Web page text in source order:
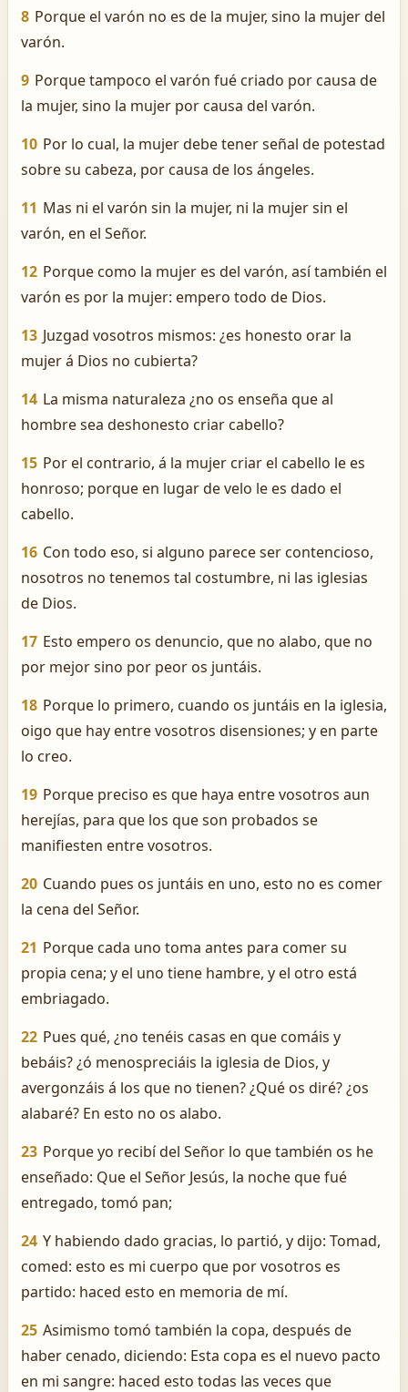
8 Porque el varón no es de la mujer, sino la mujer del
varón.
9 Porque tampoco el varón fué criado por causa de
la mujer, sino la mujer por causa del varón.
10 Por lo cual, la mujer debe tener señal de potestad
sobre su cabeza, por causa de los ángeles.
11 Mas ni el varón sin la mujer, ni la mujer sin el
varón, en el Señor.
12 Porque como la mujer es del varón, así también el
varón es por la mujer: empero todo de Dios.
13 Juzgad vosotros mismos: ¿es honesto orar la
mujer á Dios no cubierta?
14 La misma naturaleza ¿no os enseña que al
hombre sea deshonesto criar cabello?
15 Por el contrario, á la mujer criar el cabello le es
honroso; porque en lugar de velo le es dado el
cabello.
16 Con todo eso, si alguno parece ser contencioso,
nosotros no tenemos tal costumbre, ni las iglesias
de Dios.
17 Esto empero os denuncio, que no alabo, que no
por mejor sino por peor os juntáis.
18 Porque lo primero, cuando os juntáis en la iglesia,
oigo que hay entre vosotros disensiones; y en parte
lo creo.
19 Porque preciso es que haya entre vosotros aun
herejías, para que los que son probados se
manifiesten entre vosotros.
20 Cuando pues os juntáis en uno, esto no es comer
la cena del Señor.
21 Porque cada uno toma antes para comer su
propia cena; y el uno tiene hambre, y el otro está
embriagado.
22 Pues qué, ¿no tenéis casas en que comáis y
bebáis? ¿ó menospreciáis la iglesia de Dios, y
avergonzáis á los que no tienen? ¿Qué os diré? ¿os
alabaré? En esto no os alabo.
23 Porque yo recibí del Señor lo que también os he
enseñado: Que el Señor Jesús, la noche que fué
entregado, tomó pan;
24 Y habiendo dado gracias, lo partió, y dijo: Tomad,
comed: esto es mi cuerpo que por vosotros es
partido: haced esto en memoria de mí.
25 Asimismo tomó también la copa, después de
haber cenado, diciendo: Esta copa es el nuevo pacto
en mi sangre: haced esto todas las veces que